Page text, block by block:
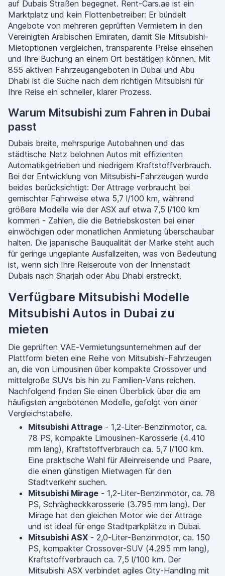
auf Dubais Straßen begegnet. Rent-Cars.ae ist ein
Marktplatz und kein Flottenbetreiber: Er bündelt
Angebote von mehreren geprüften Vermietern in den
Vereinigten Arabischen Emiraten, damit Sie Mitsubishi-
Mietoptionen vergleichen, transparente Preise einsehen
und Ihre Buchung an einem Ort bestätigen können. Mit
855 aktiven Fahrzeugangeboten in Dubai und Abu
Dhabi ist die Suche nach dem richtigen Mitsubishi für
Ihre Reise ein schneller, klarer Prozess.
Warum Mitsubishi zum Fahren in Dubai
passt
Dubais breite, mehrspurige Autobahnen und das
städtische Netz belohnen Autos mit effizienten
Automatikgetrieben und niedrigem Kraftstoffverbrauch.
Bei der Entwicklung von Mitsubishi-Fahrzeugen wurde
beides berücksichtigt: Der Attrage verbraucht bei
gemischter Fahrweise etwa 5,7 l/100 km, während
größere Modelle wie der ASX auf etwa 7,5 l/100 km
kommen - Zahlen, die die Betriebskosten bei einer
einwöchigen oder monatlichen Anmietung überschaubar
halten. Die japanische Bauqualität der Marke steht auch
für geringe ungeplante Ausfallzeiten, was von Bedeutung
ist, wenn sich Ihre Reiseroute von der Innenstadt
Dubais nach Sharjah oder Abu Dhabi erstreckt.
Verfügbare Mitsubishi Modelle
Mitsubishi Autos in Dubai zu
mieten
Die geprüften VAE-Vermietungsunternehmen auf der
Plattform bieten eine Reihe von Mitsubishi-Fahrzeugen
an, die von Limousinen über kompakte Crossover und
mittelgroße SUVs bis hin zu Familien-Vans reichen.
Nachfolgend finden Sie einen Überblick über die am
häufigsten angebotenen Modelle, gefolgt von einer
Vergleichstabelle.
Mitsubishi Attrage - 1,2-Liter-Benzinmotor, ca.
78 PS, kompakte Limousinen-Karosserie (4.410
mm lang), Kraftstoffverbrauch ca. 5,7 l/100 km.
Eine praktische Wahl für Alleinreisende und Paare,
die einen günstigen Mietwagen für den
Stadtverkehr suchen.
Mitsubishi Mirage - 1,2-Liter-Benzinmotor, ca. 78
PS, Schrägheckkarosserie (3.795 mm lang). Der
Mirage hat den gleichen Motor wie der Attrage
und ist ideal für enge Stadtparkplätze in Dubai.
Mitsubishi ASX - 2,0-Liter-Benzinmotor, ca. 150
PS, kompakter Crossover-SUV (4.295 mm lang),
Kraftstoffverbrauch ca. 7,5 l/100 km. Der
Mitsubishi ASX verbindet agiles City-Handling mit